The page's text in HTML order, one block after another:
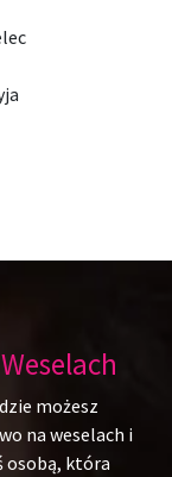
możesz
na weselach i
osobą, która